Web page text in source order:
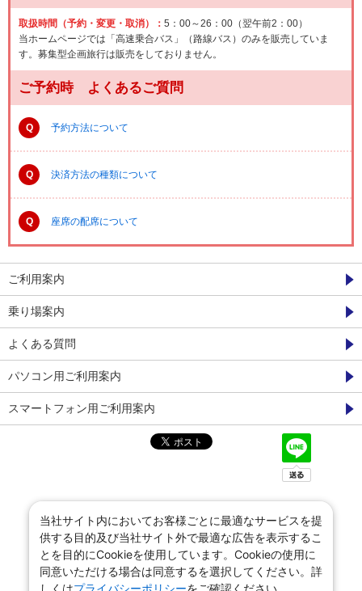
取扱時間（予約・変更・取消）： 5：00～26：00（翌午前2：00）
当ホームページでは「高速乗合バス」（路線バス）のみを販売していま
す。募集型企画旅行は販売をしておりません。
ご予約時 よくあるご質問
Q 予約方法について
Q 決済方法の種類について
Q 座席の配席について
ご利用案内
乗り場案内
よくある質問
パソコン用ご利用案内
スマートフォン用ご利用案内
当社サイト内においてお客様ごとに最適なサービスを提
供する目的及び当社サイト外で最適な広告を表示するこ
とを目的にCookieを使用しています。Cookieの使用に
同意いただける場合は同意するを選択してください。詳
しくはプライバシーポリシーをご確認ください。